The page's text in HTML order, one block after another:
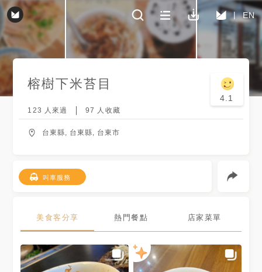
EN
榕樹下米苔目
4.1
123 人來過 97 人收藏
台東縣, 台東縣, 台東市
叫車服務
美食客分享 熱門餐點 店家菜單